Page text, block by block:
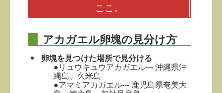
ここ。
アカガエル卵塊の見分け方
卵塊を見つけた場所で見分ける
●リュウキュウアカガエル--- 沖縄県沖
縄島、久米島
●アマミアカガエル--- 鹿児島県奄美大